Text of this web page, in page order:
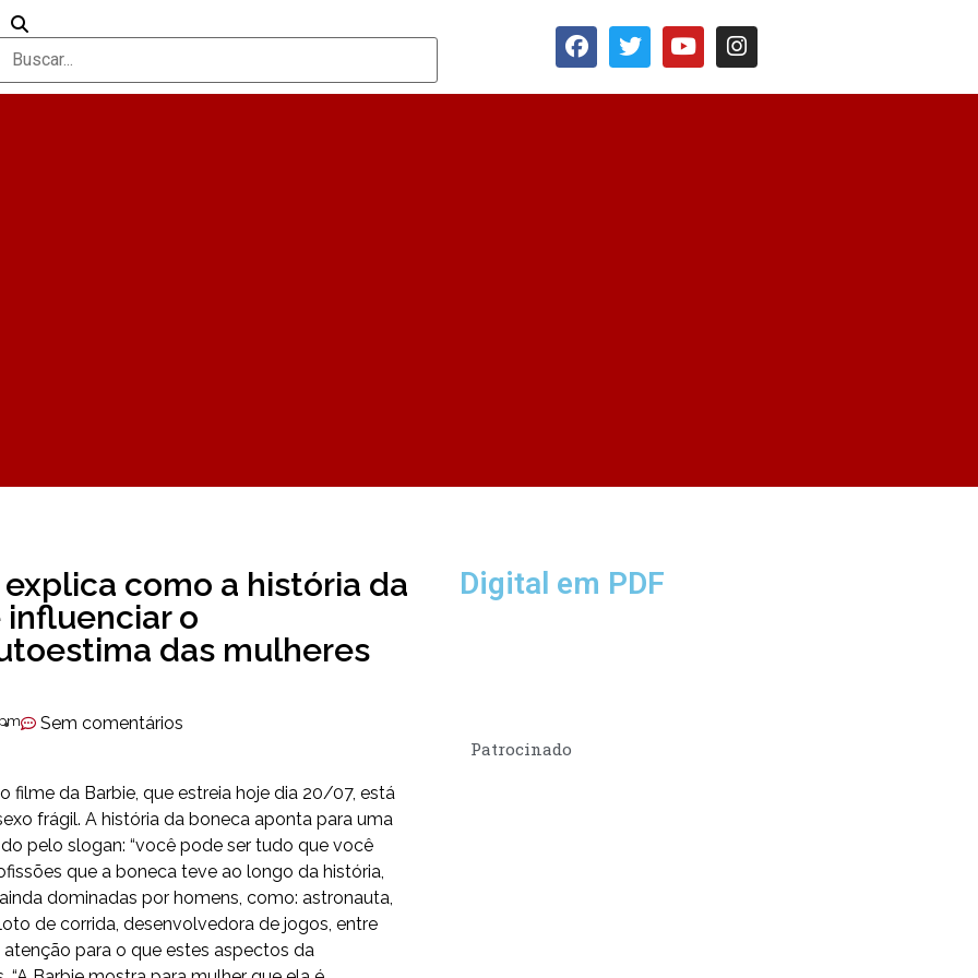
como a história da
o
das mulheres
Sem comentários
filme da Barbie, que estreia hoje dia 20/07, está
frágil. A história da boneca aponta para uma
pelo slogan: “você pode ser tudo que você
que a boneca teve ao longo da história,
dominadas por homens, como: astronauta,
de corrida, desenvolvedora de jogos, entre
para o que estes aspectos da
Digital em PDF
Patrocinado